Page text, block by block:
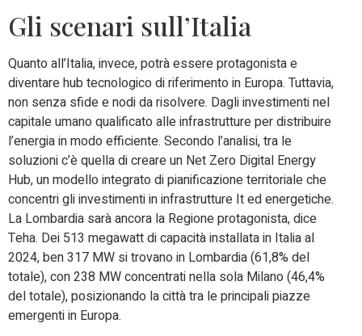
Gli scenari sull’Italia
Quanto all’Italia, invece, potrà essere protagonista e
diventare hub tecnologico di riferimento in Europa. Tuttavia,
non senza sfide e nodi da risolvere. Dagli investimenti nel
capitale umano qualificato alle infrastrutture per distribuire
l’energia in modo efficiente. Secondo l’analisi, tra le
soluzioni c’è quella di creare un Net Zero Digital Energy
Hub, un modello integrato di pianificazione territoriale che
concentri gli investimenti in infrastrutture It ed energetiche.
La Lombardia sarà ancora la Regione protagonista, dice
Teha. Dei 513 megawatt di capacità installata in Italia al
2024, ben 317 MW si trovano in Lombardia (61,8% del
totale), con 238 MW concentrati nella sola Milano (46,4%
del totale), posizionando la città tra le principali piazze
emergenti in Europa.